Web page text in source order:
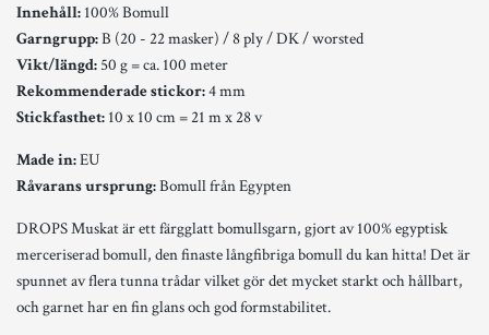
Innehåll: 100% Bomull
Garngrupp:B (20 - 22 masker) / 8 ply / DK / worsted
Vikt/längd: 50 g = ca. 100 meter
Rekommenderade stickor:4 mm
Stickfasthet: 10 x 10 cm = 21 m x 28 v
Made in:EU
Råvarans ursprung:Bomull från Egypten
DROPS Muskat är ett färgglatt bomullsgarn, gjort av 100% egyptisk
merceriserad bomull, den finaste långfibriga bomull du kan hitta! Det är
spunnet av flera tunna trådar vilket gör det mycket starkt och hållbart,
och garnet har en fin glans och god formstabilitet.